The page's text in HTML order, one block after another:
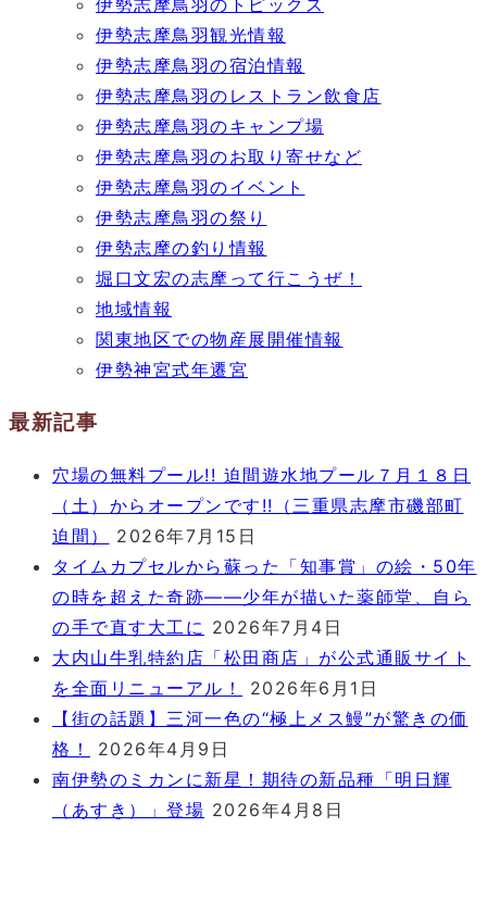
伊勢志摩鳥羽のトピックス
伊勢志摩鳥羽観光情報
伊勢志摩鳥羽の宿泊情報
伊勢志摩鳥羽のレストラン飲食店
伊勢志摩鳥羽のキャンプ場
伊勢志摩鳥羽のお取り寄せなど
伊勢志摩鳥羽のイベント
伊勢志摩鳥羽の祭り
伊勢志摩の釣り情報
堀口文宏の志摩って行こうぜ！
地域情報
関東地区での物産展開催情報
伊勢神宮式年遷宮
最新記事
穴場の無料プール!! 迫間遊水地プール７月１８日
（土）からオープンです!!（三重県志摩市磯部町
迫間）
2026年7月15日
タイムカプセルから蘇った「知事賞」の絵・50年
の時を超えた奇跡――少年が描いた薬師堂、自ら
の手で直す大工に 2026年7月4日
大内山牛乳特約店「松田商店」が公式通販サイト
を全面リニューアル！
2026年6月1日
【街の話題】三河一色の“極上メス鰻”が驚きの価
格！
2026年4月9日
南伊勢のミカンに新星！期待の新品種「明日輝
（あすき）」登場 2026年4月8日